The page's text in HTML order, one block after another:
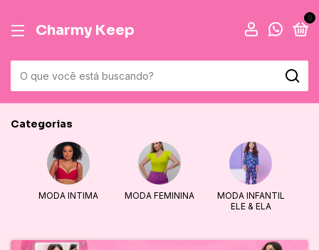
Charmy Keep
0
Categorias
MODA INTIMA MODA FEMININA
MODA INFANTIL
ELE & ELA